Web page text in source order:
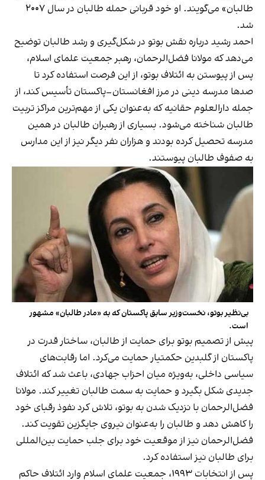
طالبان» می‌گویند. او خود قربانی حمله طالبان در سال ۲۰۰۷
شد.
احمد رشید درباره نقش بوتو در شکل‌گیری و رشد طالبان توضیح
می‌دهد که مولانا فضل‌الرحمان، رهبر جمعیت علمای اسلام،
پس از پیوستن به ائتلاف بوتو، از این فرصت استفاده کرد تا
صدها مدرسه دینی در مرز افغانستان–پاکستان تأسیس کند، از
جمله دارالعلوم حقانیه که به‌عنوان یکی از مهم‌ترین مراکز تربیت
طالبان شناخته می‌شود. بسیاری از رهبران طالبان در همین
مدرسه تحصیل کرده بودند و هزاران نفر دیگر نیز از این مدارس
به صفوف طالبان پیوستند.
بی‌نظیر بوتو، نخست‌وزیر سابق پاکستان که به «مادر طالبان» مشهور
است.
پیش از تصمیم بوتو برای حمایت از طالبان، ساختار قدرت در
پاکستان از گلبدین حکمتیار حمایت می‌کرد. اما رقابت‌های
سیاسی داخلی، به‌ویژه میان احزاب جهادی، باعث شد که ائتلاف
جدیدی شکل بگیرد و حمایت به سمت طالبان تغییر کند. مولانا
فضل‌الرحمان با نزدیک شدن به بوتو، تلاش کرد نفوذ رقبای خود
را کاهش دهد و طالبان را به‌عنوان نیروی جایگزین تقویت کند.
فضل‌الرحمان نیز از موقعیت خود برای جلب حمایت بین‌المللی
برای طالبان نیز استفاده کرد.
پس از انتخابات ۱۹۹۳، جمعیت علمای اسلام وارد ائتلاف حاکم